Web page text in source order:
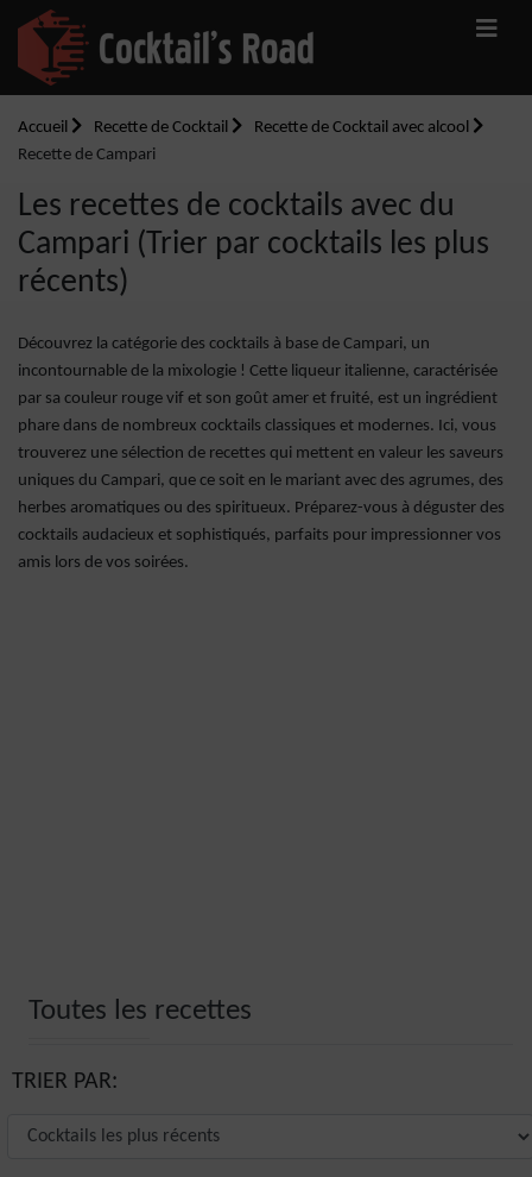
Accueil Recette de Cocktail
Recette de Cocktail avec alcool
Recette de Campari
Les recettes de cocktails avec du
Campari (Trier par cocktails les plus
récents)
Découvrez la catégorie des cocktails à base de Campari, un
incontournable de la mixologie ! Cette liqueur italienne, caractérisée
par sa couleur rouge vif et son goût amer et fruité, est un ingrédient
phare dans de nombreux cocktails classiques et modernes. Ici, vous
trouverez une sélection de recettes qui mettent en valeur les saveurs
uniques du Campari, que ce soit en le mariant avec des agrumes, des
herbes aromatiques ou des spiritueux. Préparez-vous à déguster des
cocktails audacieux et sophistiqués, parfaits pour impressionner vos
amis lors de vos soirées.
Toutes les recettes
TRIER PAR: